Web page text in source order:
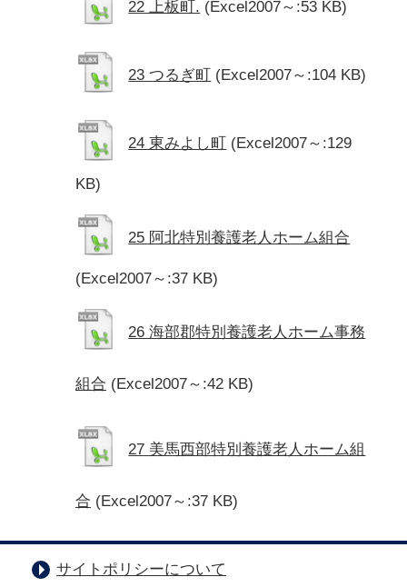
22 上板町. (Excel2007～:53 KB)
23 つるぎ町 (Excel2007～:104 KB)
24 東みよし町 (Excel2007～:129
KB)
25 阿北特別養護老人ホーム組合
(Excel2007～:37 KB)
26 海部郡特別養護老人ホーム事務
組合 (Excel2007～:42 KB)
27 美馬西部特別養護老人ホーム組
合 (Excel2007～:37 KB)
サイトポリシーについて